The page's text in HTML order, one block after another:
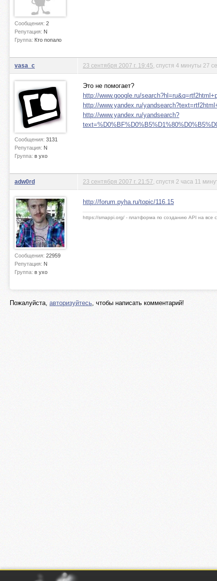
Сообщения: 2
Репутация: N
Группа: Кто попало
vasa_c
Сообщения: 3131
Репутация: N
Группа: в ухо
23 сентября 2007 г. 19:45 , спустя 4 минуты 27
Это не помогает?
http://www.google.ru/
http://www.yandex.ru/
http://www.yandex.ru/yandsearch?
adw0rd
Сообщения: 22959
Репутация: N
Группа: в ухо
23 сентября 2007 г. 21:57 , спустя 2 часа 11
http://forum.pyha.ru/topic/116.15
https://smappi.org/ - платформа по созданию API на все
Пожалуйста, авторизуйтесь, чтобы написать комментарий!